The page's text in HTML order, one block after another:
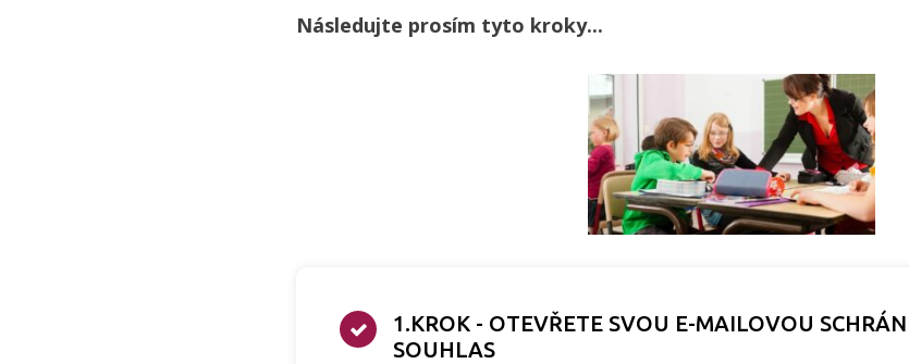
Následujte prosím tyto kroky...
1.KROK - OTEVŘETE SVOU E-MAILOVOU
SOUHLAS